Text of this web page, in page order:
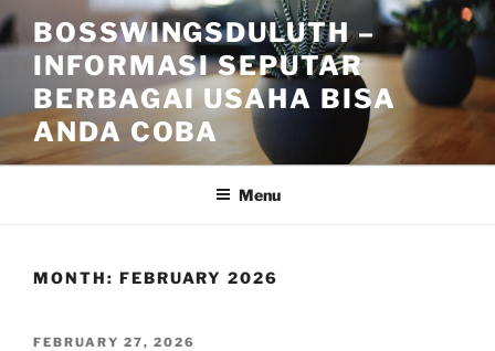
Skip
to
content
BOSSWINGSDULUTH –
INFORMASI SEPUTAR
BERBAGAI USAHA BISA
ANDA COBA
Menu
MONTH: FEBRUARY 2026
POSTED
FEBRUARY 27, 2026